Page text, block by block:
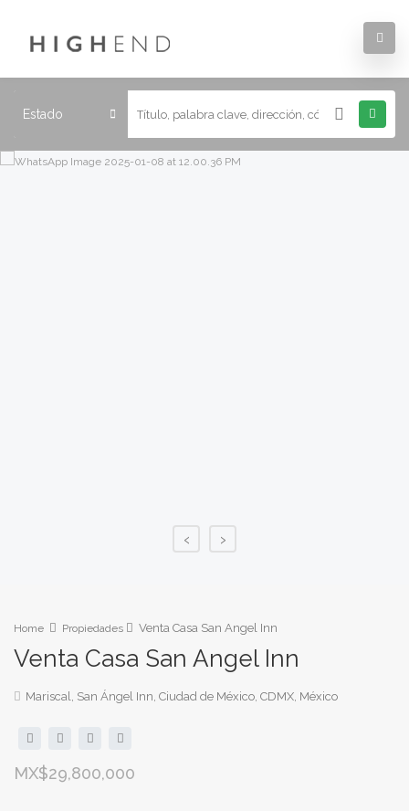
Estado
‹ ›
Home Propiedades Venta Casa San Angel Inn
Venta Casa San Angel Inn
Mariscal, San Ángel Inn, Ciudad de México, CDMX, México
MX$29,800,000